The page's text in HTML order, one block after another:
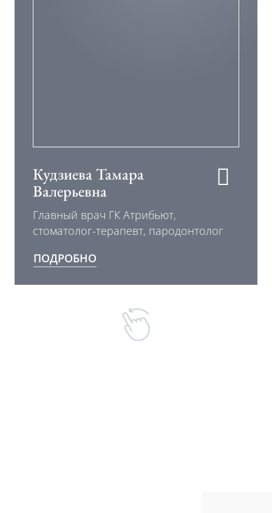
Кудзиева Тамара
Валерьевна
Главный врач ГК Атрибьют,
стоматолог-терапевт, пародонтолог
ПОДРОБНО